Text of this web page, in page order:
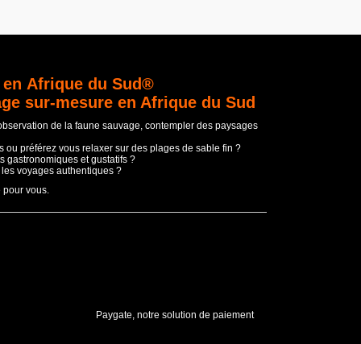
Afrique du Sud®
sur-mesure en Afrique du Sud
de la faune sauvage, contempler des paysages
ou préférez vous relaxer sur des plages de sable fin ?
gastronomiques et gustatifs ?
voyages authentiques ?
vous.
Paygate, notre solution de paiement